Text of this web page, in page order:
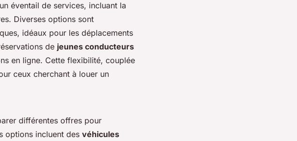
éventail de services, incluant la
Diverses options sont
idéaux pour les déplacements
de jeunes conducteurs
en ligne. Cette flexibilité, couplée
ceux cherchant à louer un
différentes offres pour
options incluent des véhicules